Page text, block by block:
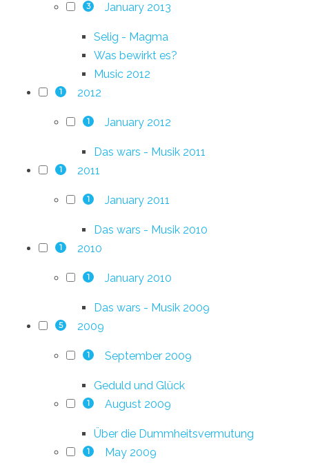
3 January 2013
Selig - Magma
Was bewirkt es?
Music 2012
1 2012
1 January 2012
Das wars - Musik 2011
1 2011
1 January 2011
Das wars - Musik 2010
1 2010
1 January 2010
Das wars - Musik 2009
5 2009
1 September 2009
Geduld und Glück
1 August 2009
Über die Dummheitsvermutung
1 May 2009